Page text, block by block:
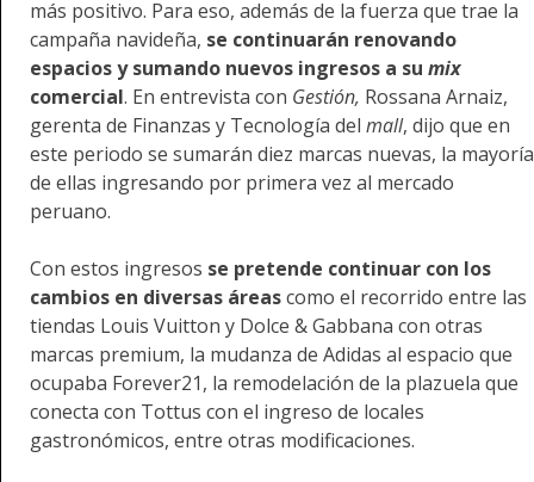
más positivo. Para eso, además de la fuerza que trae la
campaña navideña, se continuarán renovando
espacios y sumando nuevos ingresos a su mix
comercial. En entrevista con Gestión, Rossana Arnaiz,
gerenta de Finanzas y Tecnología del mall, dijo que en
este periodo se sumarán diez marcas nuevas, la mayoría
de ellas ingresando por primera vez al mercado
peruano.
Con estos ingresos se pretende continuar con los
cambios en diversas áreascomo el recorrido entre las
tiendas Louis Vuitton y Dolce & Gabbana con otras
marcas premium, la mudanza de Adidas al espacio que
ocupaba Forever21, la remodelación de la plazuela que
conecta con Tottus con el ingreso de locales
gastronómicos, entre otras modificaciones.